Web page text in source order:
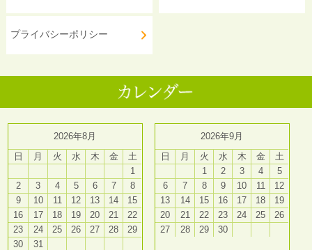
プライバシーポリシー
2026年8月
日
月 火 水 木 金
土
1
2
3 4 5 6 7
8
9
10 11 12 13 14
15
16
17 18 19 20 21
22
23
24 25 26 27 28
29
30
31
2026年9月
日
月 火 水 木 金
土
1
2 3 4
5
6
7 8 9 10 11
12
13
14 15 16 17 18
19
20
21 22 23 24 25
26
27
28 29 30